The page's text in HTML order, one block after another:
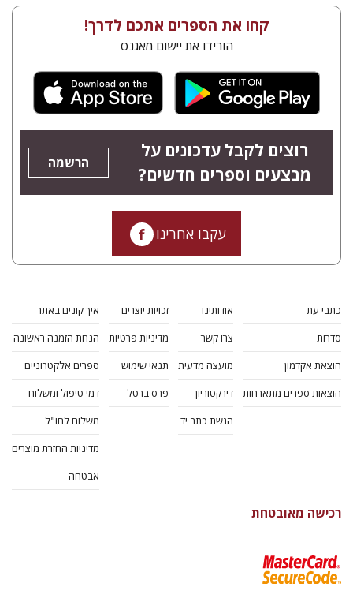
קחו את הספרים אתכם לדרך!
הורידו את יישום מאגנס
רוצים לקבל עדכונים על
מבצעים וספרים חדשים?
הרשמה
עקבו אחרינו
כתבי עת
סדרות
הוצאת אקדמון
הוצאות ספרים מתארחות
אודותינו
צרו קשר
מועצה מדעית
דירקטוריון
הגשת כתב יד
זכויות יוצרים
מדיניות פרטיות
תנאי שימוש
פרס ברטל
איך קונים באתר
הנחת הזמנה ראשונה
ספרים אלקטרוניים
דמי טיפול ומשלוח
משלוח לחו"ל
מדיניות החזרת מוצרים
אבטחה
רכישה מאובטחת